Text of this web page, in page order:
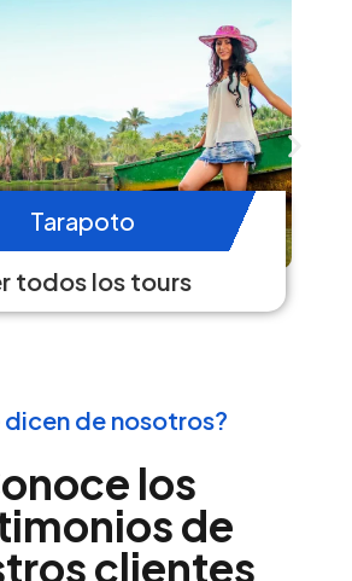
Tarapoto
todos los tours
dicen de nosotros?
los
de
clientes